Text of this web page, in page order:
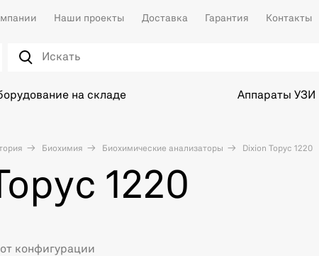
Наши проекты Доставка Гарантия Контакты
на складе Аппараты УЗИ
Биохимия Биохимические анализаторы Dixion Торус 1220
1220
конфигурации